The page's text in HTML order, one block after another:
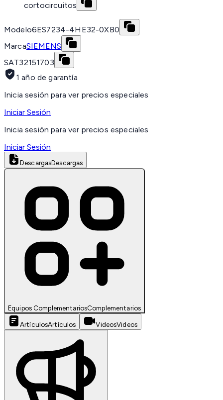
cortocircuitos
Modelo6ES7234-4HE32-0XB0
MarcaSIEMENS
SAT32151703
1 año de garantía
Inicia sesión para ver precios especiales
Iniciar Sesión
Inicia sesión para ver precios especiales
Iniciar Sesión
DescargasDescargas
Equipos ComplementariosComplementarios
ArtículosArtículos VideosVideos